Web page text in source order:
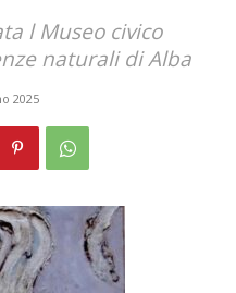
l Museo civico
naturali di Alba
2025